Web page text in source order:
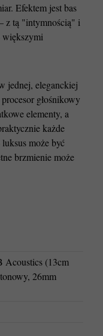
Efektem jest bas
z tą "intymnością" i
większymi
jednej, eleganckiej
głośnikowy
elementy, a
każde
może być
brzmienie może
Acoustics (13cm
26mm